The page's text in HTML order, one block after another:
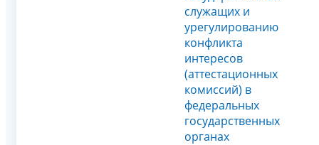
служащих и
урегулированию
конфликта
интересов
(аттестационных
комисcий) в
федеральных
государственных
органах